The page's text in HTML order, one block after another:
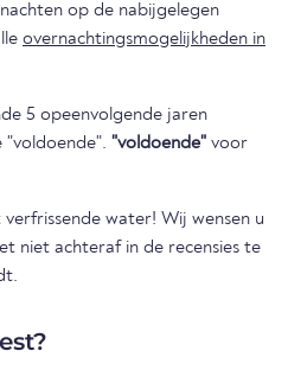
op de nabijgelegen
overnachtingsmogelijkheden in
5 opeenvolgende jaren
"voldoende" voor
water! Wij wensen u
niet achteraf in de recensies te